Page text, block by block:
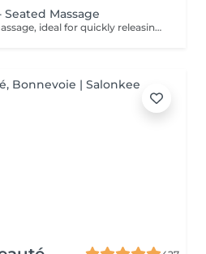
Massage
A deeply relaxing seated massage, ideal for quickly releasing built-up tension. Inspired by Ayurvedic techniques, this treatment focuses on the upper back, shoulders, neck and scalp to relieve muscular tension and calm the nervous system. Through targeted movements, it provides an immediate feeling of lightness, promotes mental relaxation and improves overall rest. An ideal treatment for a quick and effective break, helping you release pressure and restore a sense of calm and balance.